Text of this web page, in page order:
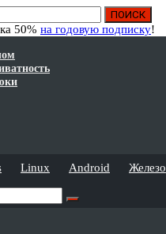
50% на годовую подписку!
Linux Android Железо